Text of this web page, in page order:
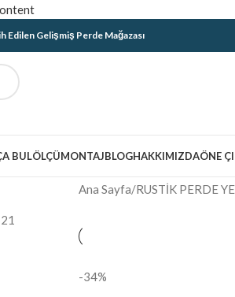
Edilen Gelişmiş Perde Mağazası
BULÖLÇÜMONTAJBLOGHAKKIMIZDAÖNE
21
Ana Sayfa/RUSTİK PERDE
-34%